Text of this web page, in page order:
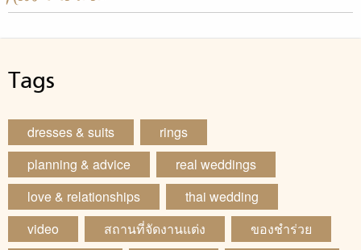
Tags
dresses & suits
rings
planning & advice
real weddings
love & relationships
thai wedding
video
สถานที่จัดงานแต่ง
ของชำร่วย